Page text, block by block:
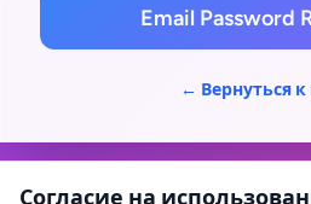
Email Password
← Вернуться к
Согласие на